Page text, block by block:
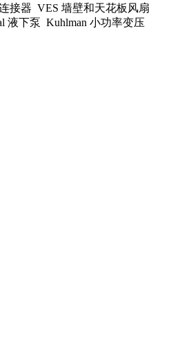
接器 VES 墙壁和天花板风扇
液下泵 Kuhlman 小功率变压